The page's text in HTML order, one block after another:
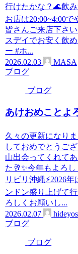
行けたかな？🌊飲
お店は20:00~4:00
皆さんご来店下さ
スデイでお安く飲
ー #ホ...
2026.02.03
MASA
ブログ
ブログ
あけおめことよ
久々の更新になり
しておめでとうご
山出会ってくれて
た🥂✨今年もよろ
リビリ沖縄⚡️2026
ンドン盛り上げて
ろしくお願いし...
2026.02.07
ブログ
ブログ